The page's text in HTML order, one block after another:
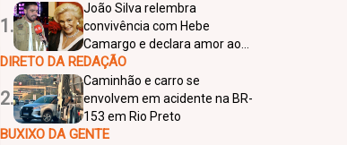
1.
João Silva relembra
convivência com Hebe
Camargo e declara amor ao
SBT: “Quero morrer lá”
DIRETO DA REDAÇÃO
2.
Caminhão e carro se
envolvem em acidente na BR-
153 em Rio Preto
BUXIXO DA GENTE